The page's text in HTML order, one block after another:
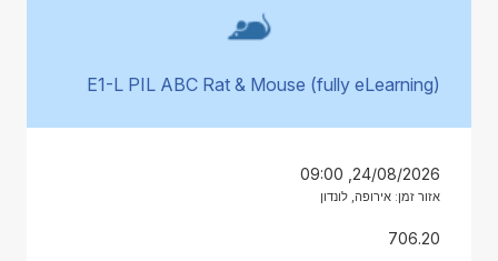
E1-L PIL ABC Rat & Mouse (fully eLearning)
24/08/2026, 09:00
אזור זמן: אירופה, לונדון
706.20